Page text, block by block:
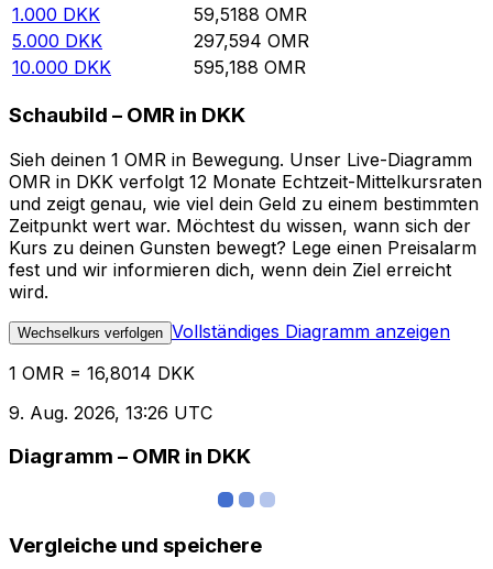
1.000 DKK 59,5188 OMR
5.000 DKK 297,594 OMR
10.000 DKK 595,188 OMR
Schaubild – OMR in DKK
Sieh deinen 1 OMR in Bewegung. Unser Live-Diagramm
OMR in DKK verfolgt 12 Monate Echtzeit-Mittelkursraten
und zeigt genau, wie viel dein Geld zu einem bestimmten
Zeitpunkt wert war. Möchtest du wissen, wann sich der
Kurs zu deinen Gunsten bewegt? Lege einen Preisalarm
fest und wir informieren dich, wenn dein Ziel erreicht
wird.
Wechselkurs verfolgen Vollständiges Diagramm anzeigen
1 OMR = 16,8014 DKK
9. Aug. 2026, 13:26 UTC
Diagramm – OMR in DKK
Vergleiche und speichere